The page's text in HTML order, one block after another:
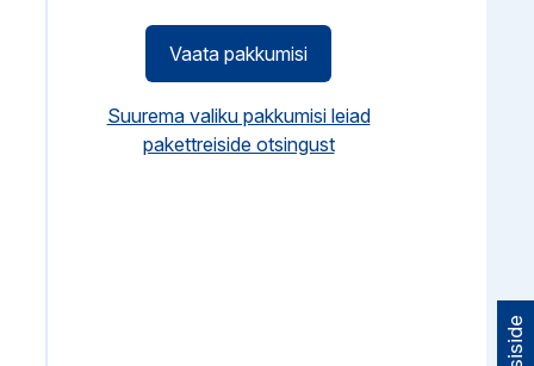
Vaata pakkumisi
Suurema valiku pakkumisi leiad
pakettreiside otsingust